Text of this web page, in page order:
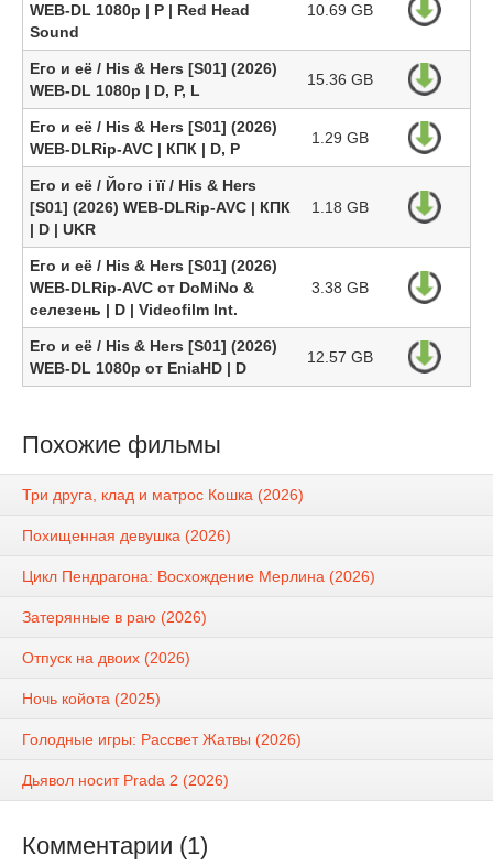
WEB-DL 1080p | P | Red Head
Sound
10.69 GB
Его и её / His & Hers [S01] (2026)
WEB-DL 1080p | D, P, L
15.36 GB
Его и её / His & Hers [S01] (2026)
WEB-DLRip-AVC | КПК | D, P
1.29 GB
Его и её / Його і її / His & Hers
[S01] (2026) WEB-DLRip-AVC | КПК
| D | UKR
1.18 GB
Его и её / His & Hers [S01] (2026)
WEB-DLRip-AVC от DoMiNo &
селезень | D | Videofilm Int.
3.38 GB
Его и её / His & Hers [S01] (2026)
WEB-DL 1080p от EniaHD | D
12.57 GB
Похожие фильмы
Три друга, клад и матрос Кошка (2026)
Похищенная девушка (2026)
Цикл Пендрагона: Восхождение Мерлина (2026)
Затерянные в раю (2026)
Отпуск на двоих (2026)
Ночь койота (2025)
Голодные игры: Рассвет Жатвы (2026)
Дьявол носит Prada 2 (2026)
Комментарии (1)